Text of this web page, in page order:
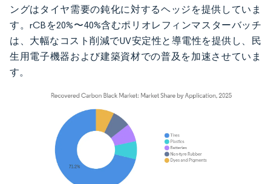
ングはタイヤ需要の鈍化に対するヘッジを提供していま
す。rCBを20%〜40%含むポリオレフィンマスターバッチ
は、大幅なコスト削減でUV安定性と導電性を提供し、民
生用電子機器および建築資材での普及を加速させていま
す。